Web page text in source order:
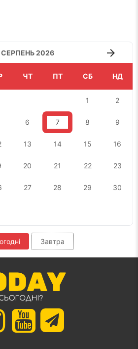
СЕРПЕНЬ 2026
ЧТ ПТ СБ НД
1 2
6 7 8 9
13 14 15 16
20 21 22 23
27 28 29 30
Завтра